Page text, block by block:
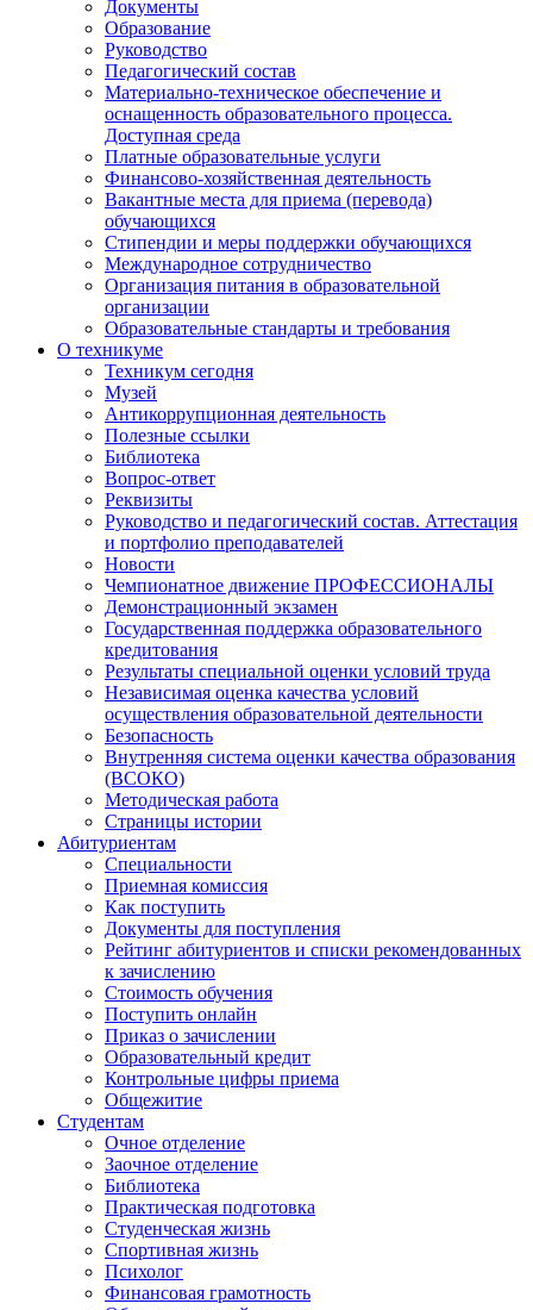
Документы
Образование
Руководство
Педагогический состав
Материально-техническое обеспечение и
оснащенность образовательного процесса.
Доступная среда
Платные образовательные услуги
Финансово-хозяйственная деятельность
Вакантные места для приема (перевода)
обучающихся
Стипендии и меры поддержки обучающихся
Международное сотрудничество
Организация питания в образовательной
организации
Образовательные стандарты и требования
О техникуме
Техникум сегодня
Музей
Антикоррупционная деятельность
Полезные ссылки
Библиотека
Вопрос-ответ
Реквизиты
Руководство и педагогический состав. Аттестация
и портфолио преподавателей
Новости
Чемпионатное движение ПРОФЕССИОНАЛЫ
Демонстрационный экзамен
Государственная поддержка образовательного
кредитования
Результаты специальной оценки условий труда
Независимая оценка качества условий
осуществления образовательной деятельности
Безопасность
Внутренняя система оценки качества образования
(ВСОКО)
Методическая работа
Страницы истории
Абитуриентам
Специальности
Приемная комиссия
Как поступить
Документы для поступления
Рейтинг абитуриентов и списки рекомендованных
к зачислению
Стоимость обучения
Поступить онлайн
Приказ о зачислении
Образовательный кредит
Контрольные цифры приема
Общежитие
Студентам
Очное отделение
Заочное отделение
Библиотека
Практическая подготовка
Студенческая жизнь
Спортивная жизнь
Психолог
Финансовая грамотность